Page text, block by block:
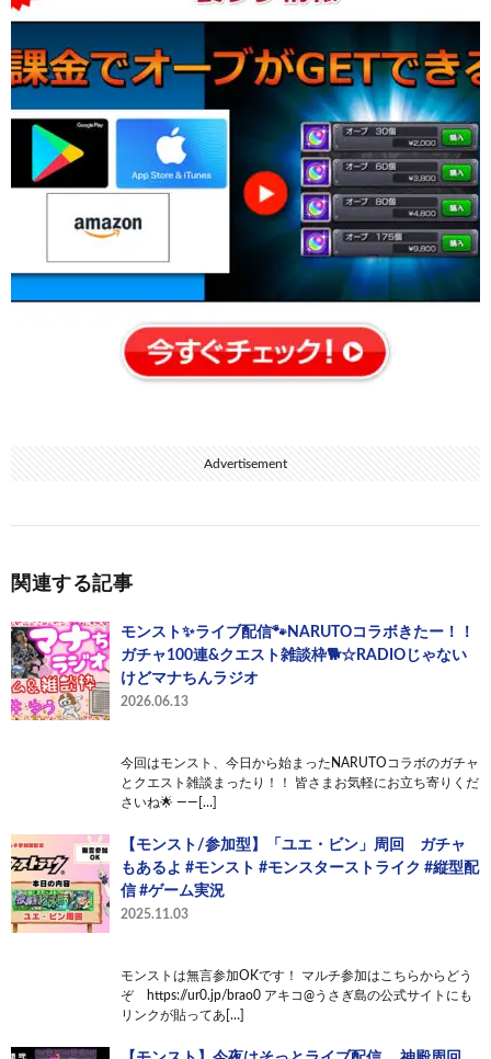
Advertisement
関連する記事
モンスト✨️ライブ配信🐾NARUTOコラボきたー！！
ガチャ100連&クエスト雑談枠🐕️☆RADIOじゃない
けどマナちんラジオ
2026.06.13
今回はモンスト、今日から始まったNARUTOコラボのガチャ
とクエスト雑談まったり！！ 皆さまお気軽にお立ち寄りくだ
さいね🌟 ——[…]
【モンスト/参加型】「ユエ・ビン」周回 ガチャ
もあるよ #モンスト #モンスターストライク #縦型配
信 #ゲーム実況
2025.11.03
モンストは無言参加OKです！ マルチ参加はこちらからどう
ぞ https://ur0.jp/brao0 アキコ@うさぎ島の公式サイトにも
リンクが貼ってあ[…]